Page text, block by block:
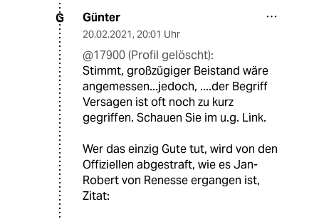
G Günter
20.02.2021, 20:01 Uhr
@17900 (Profil gelöscht):
Stimmt, großzügiger Beistand wäre
angemessen...jedoch, ....der Begriff
Versagen ist oft noch zu kurz
gegriffen. Schauen Sie im u.g. Link.
Wer das einzig Gute tut, wird von den
Offiziellen abgestraft, wie es Jan-
Robert von Renesse ergangen ist,
Zitat: